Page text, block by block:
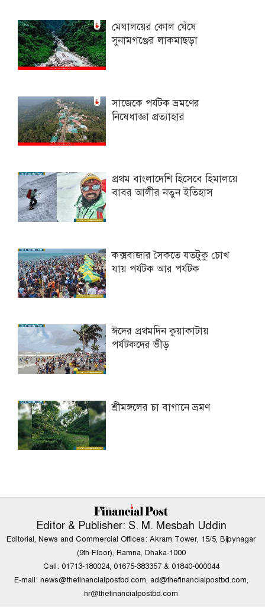
মেঘালয়ের কোল ঘেঁষে
সুনামগঞ্জের লাকমাছড়া
সাজেকে পর্যটক ভ্রমণের
নিষেধাজ্ঞা প্রত্যাহার
প্রথম বাংলাদেশি হিসেবে হিমালয়ে
বাবর আলীর নতুন ইতিহাস
কক্সবাজার সৈকতে যতটুকু চোখ
যায় পর্যটক আর পর্যটক
ঈদের প্রথমদিন কুয়াকাটায়
পর্যটকদের ভীড়
শ্রীমঙ্গলের চা বাগানে ভ্রমণ
Editor & Publisher: S. M. Mesbah Uddin
Editorial, News and Commercial Offices: Akram Tower, 15/5, Bijoynagar
(9th Floor), Ramna, Dhaka-1000
Call: 01713-180024, 01675-383357 & 01840-000044
E-mail: news@thefinancialpostbd.com, ad@thefinancialpostbd.com,
hr@thefinancialpostbd.com